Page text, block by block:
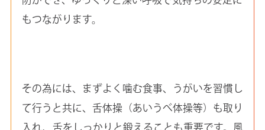
もつながります。
その為には、まずよく噛む食事、うがいを習慣し
て行うと共に、舌体操（あいうべ体操等）も取り
入れ、舌をしっかりと鍛えることも重要です。風